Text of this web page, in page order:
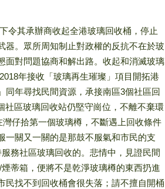
令其承辦商收起全港玻璃回收桶，停止
器。眾所周知制止對政權的反抗不在於玻
面對問題協商和解出路。收起和消滅玻璃
年接收「玻璃再生璀璨」項目開拓港
同年尋找民間資源，承接南區3個社區回
社區玻璃回收站仍堅守崗位，不離不棄環
仔拾第一個玻璃樽，不斷遇上回收條件
一關又一關的是那鼓不服氣和市民的支
務社區玻璃回收的。悲情中，見證民間
蒂箱，便將不是乾淨玻璃樽的東西扔進
民找不到回收桶會很失落；請不擅自開桶